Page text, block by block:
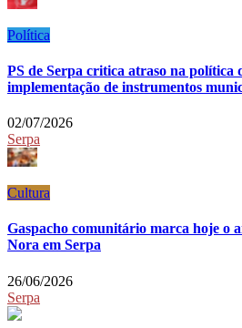
Política
PS de Serpa critica atraso na política
implementação de instrumentos
02/07/2026
Serpa
Cultura
Gaspacho comunitário marca hoje o
Nora em Serpa
26/06/2026
Serpa